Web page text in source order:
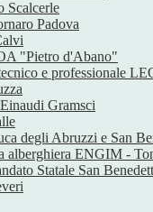
Scalcerle
Padova
"Pietro d'Abano"
e professionale
Gramsci
degli Abruzzi e San
alberghiera ENGIM -
Statale San